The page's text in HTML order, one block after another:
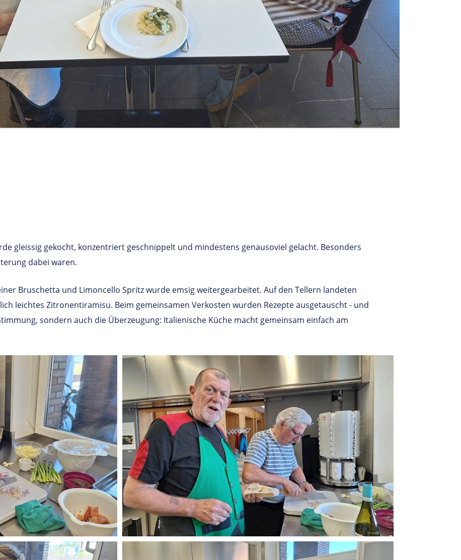
gleissig gekocht, konzentriert geschnippelt und mindestens genausoviel gelacht. Besonders
dabei waren.
Bruschetta und Limoncello Spritz wurde emsig weitergearbeitet. Auf den Tellern landeten
leichtes Zitronentiramisu. Beim gemeinsamen Verkosten wurden Rezepte ausgetauscht - und
sondern auch die Überzeugung: Italienische Küche macht gemeinsam einfach am